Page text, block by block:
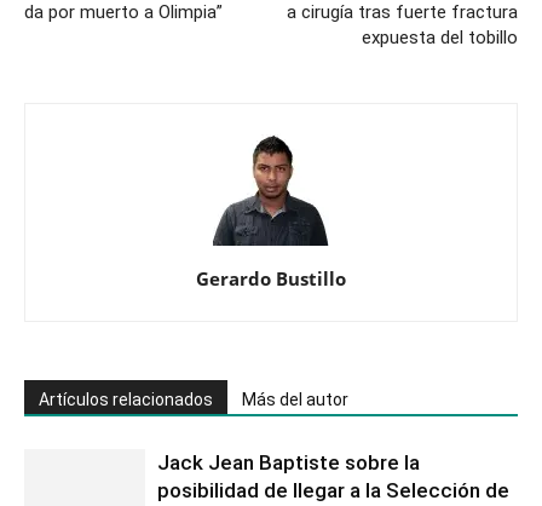
me
da por muerto a Olimpia”
a cirugía tras fuerte fractura
expuesta del tobillo
Gerardo Bustillo
Artículos relacionados Más del autor
Jack Jean Baptiste sobre la
posibilidad de llegar a la Selección de